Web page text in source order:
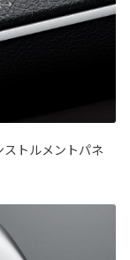
トルメントパネ